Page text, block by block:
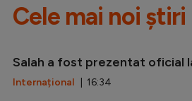
Cele mai noi știri
Salah a fost prezentat oficial
Internațional | 16:34